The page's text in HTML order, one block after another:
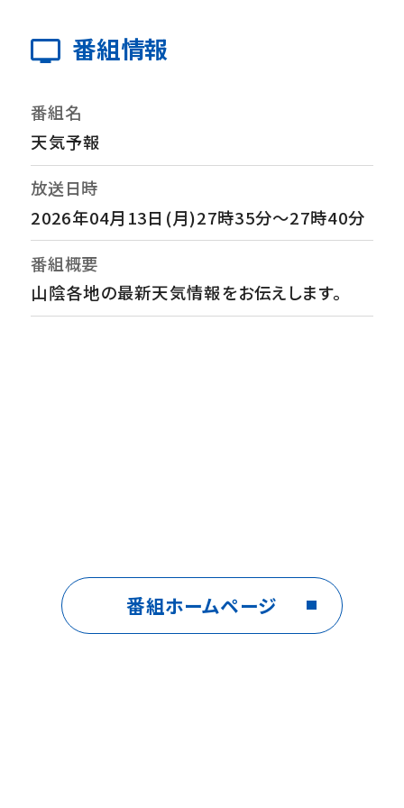
番組情報
番組名
天気予報
放送日時
2026年04月13日(月)27時35分～27時40分
番組概要
山陰各地の最新天気情報をお伝えします。
番組ホームページ